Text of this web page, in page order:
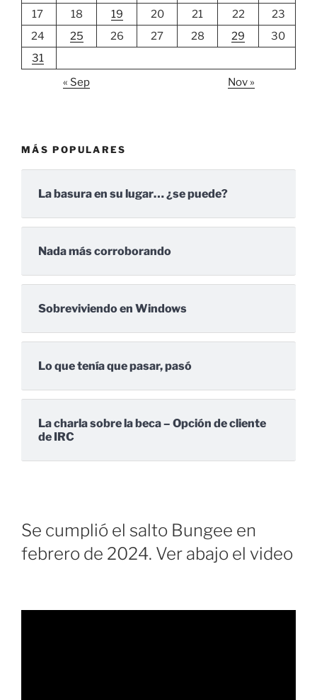
17
18 19 20 21 22
23
24
25 26 27 28 29
30
31
« Sep
Nov »
MÁS POPULARES
La basura en su lugar… ¿se puede?
Nada más corroborando
Sobreviviendo en Windows
Lo que tenía que pasar, pasó
La charla sobre la beca – Opción de cliente
de IRC
Se cumplió el salto Bungee en
febrero de 2024. Ver abajo el video